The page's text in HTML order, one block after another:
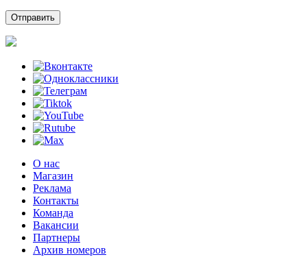
О нас
Магазин
Реклама
Контакты
Команда
Вакансии
Партнеры
Архив номеров